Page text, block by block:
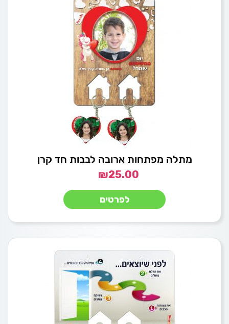
מתלה מפתחות ארובה לבבות חד קרן
₪25.00
לפרטים